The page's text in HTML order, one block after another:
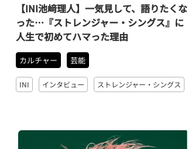
【INI池﨑理人】一気見して、語りたくな
った…『ストレンジャー・シングス』に
人生で初めてハマった理由
カルチャー 芸能
INI インタビュー ストレンジャー・シングス